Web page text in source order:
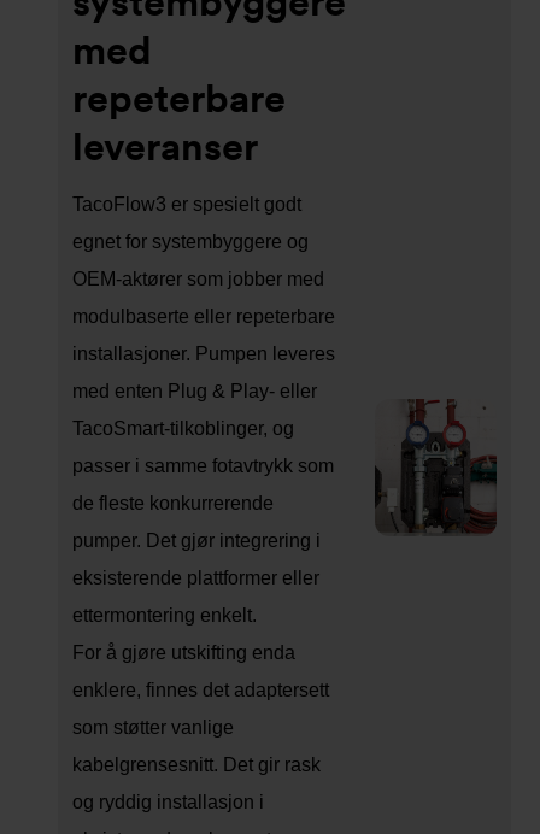
med
repeterbare
leveranser
TacoFlow3 er spesielt godt
egnet for systembyggere og
OEM-aktører som jobber med
modulbaserte eller repeterbare
installasjoner. Pumpen leveres
med enten Plug & Play- eller
TacoSmart-tilkoblinger, og
passer i samme fotavtrykk som
de fleste konkurrerende
pumper. Det gjør integrering i
eksisterende plattformer eller
ettermontering enkelt.
For å gjøre utskifting enda
enklere, finnes det adaptersett
som støtter vanlige
kabelgrensesnitt. Det gir rask
og ryddig installasjon i